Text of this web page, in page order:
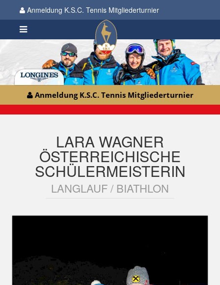
Anmeldung K.S.C. Tennis Mitgliederturnier
Anmeldung K.S.C. Tennis Mitgliederturnier
LARA WAGNER
ÖSTERREICHISCHE
SCHÜLERMEISTERIN
LANGLAUF / BIATHLON